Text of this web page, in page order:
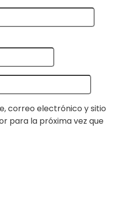
correo electrónico y sitio
para la próxima vez que